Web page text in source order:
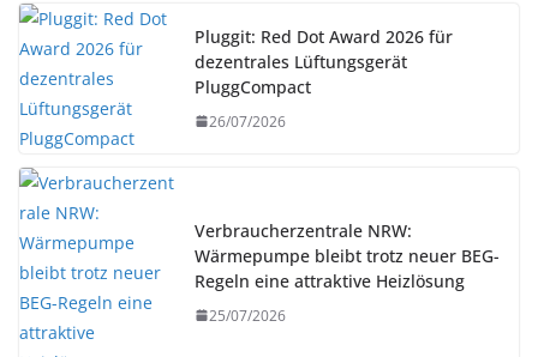
Pluggit: Red Dot Award 2026 für
dezentrales Lüftungsgerät
PluggCompact
26/07/2026
Verbraucherzentrale NRW:
Wärmepumpe bleibt trotz neuer BEG-
Regeln eine attraktive Heizlösung
25/07/2026